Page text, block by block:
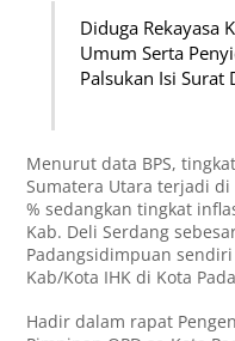
Diduga Rekayasa
Umum Serta
Palsukan Isi Surat
Menurut data BPS,
Sumatera Utara terjadi
% sedangkan tingkat
Kab. Deli Serdang
Padangsidimpuan
Kab/Kota IHK di Kota
Hadir dalam rapat